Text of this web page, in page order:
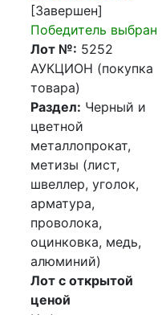
[Завершен]
Победитель выбран
Лот №: 5252
АУКЦИОН (покупка
товара)
Раздел: Черный и
цветной
металлопрокат,
метизы (лист,
швеллер, уголок,
арматура,
проволока,
оцинковка, медь,
алюминий)
Лот с открытой
ценой